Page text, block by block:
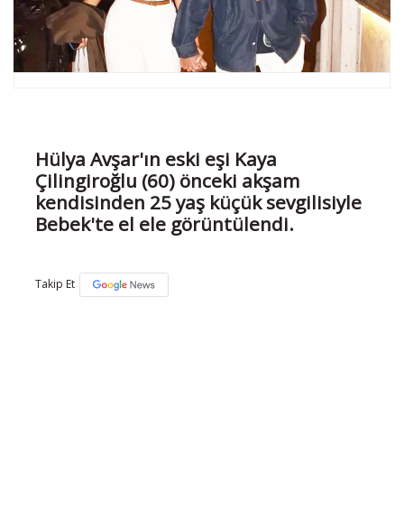
Hülya Avşar'ın eski eşi Kaya
Çilingiroğlu (60) önceki akşam
kendisinden 25 yaş küçük sevgilisiyle
Bebek'te el ele görüntülendi.
Takip Et